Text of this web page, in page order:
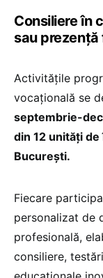
Consiliere în
sau prezență
Activităţile
vocaţională se
septembrie-
din 12 unităţi
Bucureşti.
Fiecare
personalizat de
profesională,
consiliere,